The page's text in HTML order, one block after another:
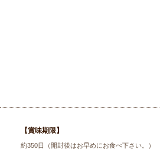
【賞味期限】
約350日（開封後はお早めにお食べ下さい。）